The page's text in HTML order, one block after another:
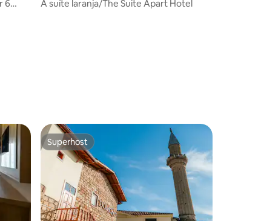
6
A suíte laranja/The Suite Apart Hotel
Superhost
Superhost